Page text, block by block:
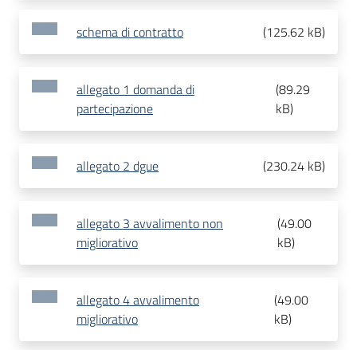
schema di contratto (125.62 kB)
allegato 1 domanda di
partecipazione
(89.29
kB)
allegato 2 dgue (230.24 kB)
allegato 3 avvalimento non
migliorativo
(49.00
kB)
allegato 4 avvalimento
migliorativo
(49.00
kB)